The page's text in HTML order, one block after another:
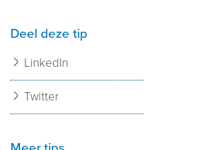
Deel deze tip
LinkedIn
Twitter